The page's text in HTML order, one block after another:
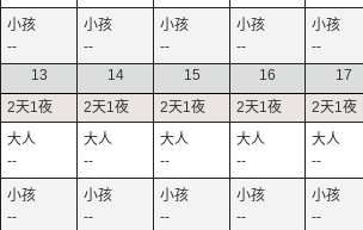
-- -- -- -- --
13
--
--
14
--
--
15
--
--
16
--
--
17
--
--